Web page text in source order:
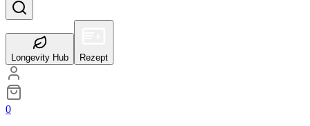
Longevity Hub Rezept
0